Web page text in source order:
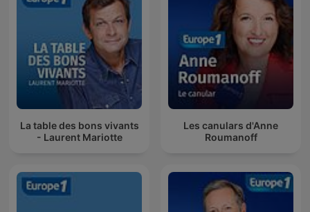
La table des bons vivants
- Laurent Mariotte
Les canulars d'Anne
Roumanoff